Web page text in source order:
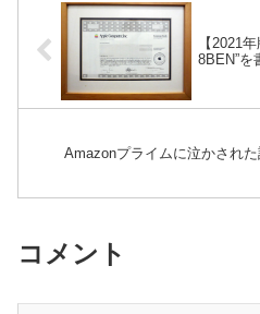
【2021
8BEN”を
Amazonプライムに泣かされ
コメント